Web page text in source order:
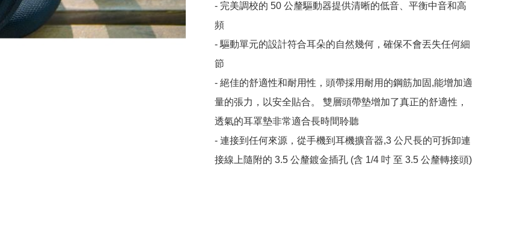
- 完美調校的 50 公釐驅動器提供清晰的低音、平衡中音和高
頻
- 驅動單元的設計符合耳朵的自然幾何，確保不會丟失任何細
節
- 絕佳的舒適性和耐用性，頭帶採用耐用的鋼筋加固,能增加適
量的張力，以安全貼合。 雙層頭帶墊增加了真正的舒適性，
透氣的耳罩墊非常適合長時間聆聽
- 連接到任何來源，從手機到耳機擴音器,3 公尺長的可拆卸連
接線上隨附的 3.5 公釐鍍金插孔 (含 1/4 吋 至 3.5 公釐轉接頭)